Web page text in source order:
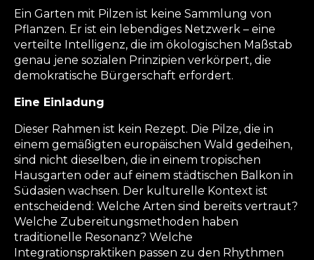
Ein Garten mit Pilzen ist keine Sammlung von
Pflanzen. Er ist ein lebendiges Netzwerk – eine
verteilte Intelligenz, die im ökologischen Maßstab
genau jene sozialen Prinzipien verkörpert, die
demokratische Bürgerschaft erfordert.
Eine Einladung
Dieser Rahmen ist kein Rezept. Die Pilze, die in
einem gemäßigten europäischen Wald gedeihen,
sind nicht dieselben, die in einem tropischen
Hausgarten oder auf einem städtischen Balkon in
Südasien wachsen. Der kulturelle Kontext ist
entscheidend: Welche Arten sind bereits vertraut?
Welche Zubereitungsmethoden haben
traditionelle Resonanz? Welche
Integrationspraktiken passen zu den Rhythmen